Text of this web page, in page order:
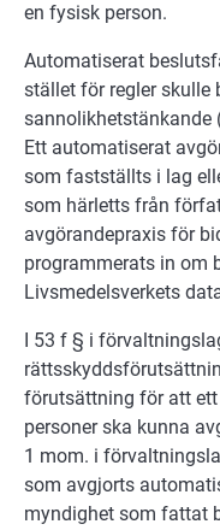
en fysisk person.
Automatiserat
stället för regler skulle
sannolikhetstänkande
Ett automatiserat
som fastställts i lag
som härletts från
avgörandepraxis för
programmerats in om
Livsmedelsverkets
I 53 f § i
förutsättning för att
personer ska kunna
1 mom. i
som avgjorts
myndighet som fattat